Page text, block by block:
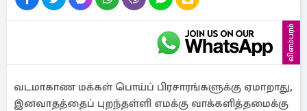
விளம்பரம்
வடமாகாண மக்கள் பொய்ப் பிரசாரங்களுக்கு ஏமாறாது,
இனவாதத்தைப் புறந்தள்ளி எமக்கு வாக்களித்தமைக்கு